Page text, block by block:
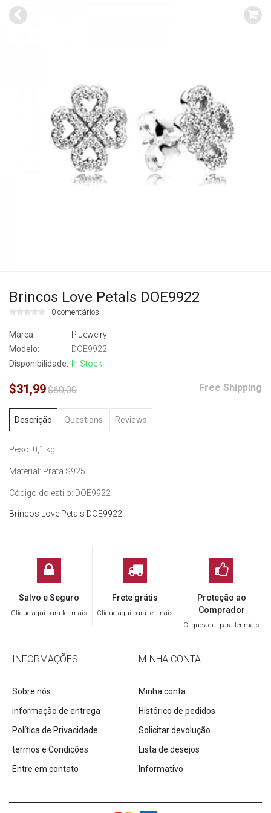
Brincos Love Petals DOE9922
0 comentários
Marca:
P Jewelry
Modelo:
DOE9922
Disponibilidade:
In Stock
$31,99$60,00 Free Shipping
Descrição Questions Reviews
Peso: 0,1 kg
Material: Prata S925
Código do estilo: DOE9922
Brincos Love Petals DOE9922
Salvo e Seguro
Clique aqui para ler mais
Frete grátis
Clique aqui para ler mais
Proteção ao
Comprador
Clique aqui para ler mais
INFORMAÇÕES
Sobre nós
informação de entrega
Política de Privacidade
termos e Condições
Entre em contato
MINHA CONTA
Minha conta
Histórico de pedidos
Solicitar devolução
Lista de desejos
Informativo